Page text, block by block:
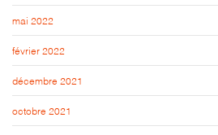
mai 2022
février 2022
décembre 2021
octobre 2021